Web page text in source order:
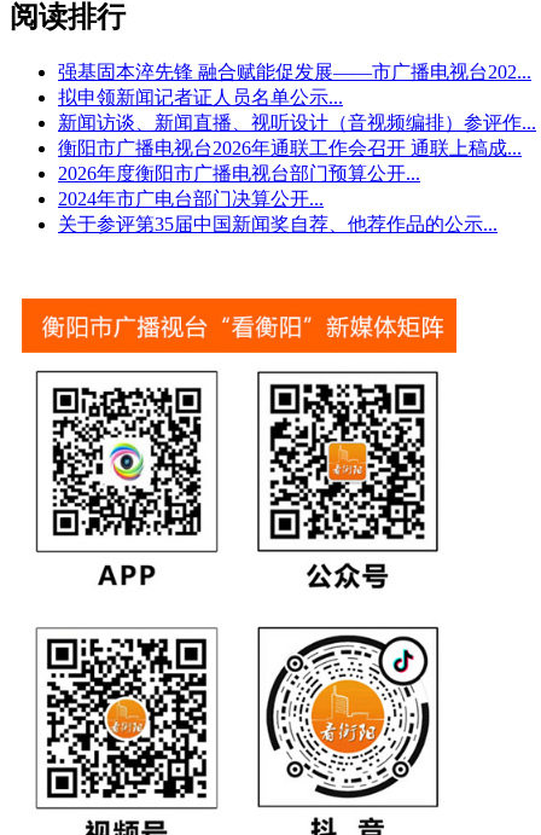
阅读排行
强基固本淬先锋 融合赋能促发展——市广播电视台202...
拟申领新闻记者证人员名单公示...
新闻访谈、新闻直播、视听设计（音视频编排）参评作...
衡阳市广播电视台2026年通联工作会召开 通联上稿成...
2026年度衡阳市广播电视台部门预算公开...
2024年市广电台部门决算公开...
关于参评第35届中国新闻奖自荐、他荐作品的公示...